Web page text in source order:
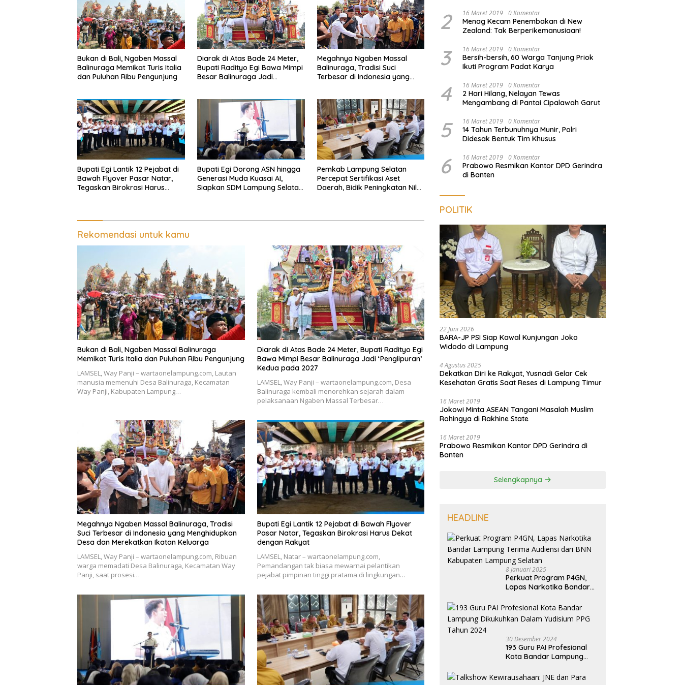
Bukan di Bali, Ngaben Massal
Balinuraga Memikat Turis Italia
dan Puluhan Ribu Pengunjung
Diarak di Atas Bade 24 Meter,
Bupati Radityo Egi Bawa Mimpi
Besar Balinuraga Jadi
Megahnya Ngaben Massal
Balinuraga, Tradisi Suci
Terbesar di Indonesia yang
Bupati Egi Lantik 12 Pejabat di
Bawah Flyover Pasar Natar,
Tegaskan Birokrasi Harus
Bupati Egi Dorong ASN hingga
Generasi Muda Kuasai AI,
Siapkan SDM Lampung Selatan
Pemkab Lampung Selatan
Percepat Sertifikasi Aset
Daerah, Bidik Peningkatan Nilai
Rekomendasi untuk kamu
Bukan di Bali, Ngaben Massal Balinuraga
Memikat Turis Italia dan Puluhan Ribu Pengunjung
LAMSEL, Way Panji – wartaonelampung.com, Lautan
manusia memenuhi Desa Balinuraga, Kecamatan
Way Panji, Kabupaten Lampung…
Diarak di Atas Bade 24 Meter, Bupati Radityo Egi
Bawa Mimpi Besar Balinuraga Jadi ‘Penglipuran’
Kedua pada 2027
LAMSEL, Way Panji – wartaonelampung.com, Desa
Balinuraga kembali menorehkan sejarah dalam
pelaksanaan Ngaben Massal Terbesar…
Megahnya Ngaben Massal Balinuraga, Tradisi
Suci Terbesar di Indonesia yang Menghidupkan
Desa dan Merekatkan Ikatan Keluarga
LAMSEL, Way Panji – wartaonelampung.com, Ribuan
warga memadati Desa Balinuraga, Kecamatan Way
Panji, saat prosesi…
Bupati Egi Lantik 12 Pejabat di Bawah Flyover
Pasar Natar, Tegaskan Birokrasi Harus Dekat
dengan Rakyat
LAMSEL, Natar – wartaonelampung.com,
Pemandangan tak biasa mewarnai pelantikan
pejabat pimpinan tinggi pratama di lingkungan…
2 16 Maret 2019 0 Komentar
Menag Kecam Penembakan di New
Zealand: Tak Berperikemanusiaan!
3 16 Maret 2019 0 Komentar
Bersih-bersih, 60 Warga Tanjung Priok
Ikuti Program Padat Karya
4 16 Maret 2019 0 Komentar
2 Hari Hilang, Nelayan Tewas
Mengambang di Pantai Cipalawah Garut
5 16 Maret 2019 0 Komentar
14 Tahun Terbunuhnya Munir, Polri
Didesak Bentuk Tim Khusus
6 16 Maret 2019 0 Komentar
Prabowo Resmikan Kantor DPD Gerindra
di Banten
POLITIK
22 Juni 2026
BARA-JP PSI Siap Kawal Kunjungan Joko
Widodo di Lampung
4 Agustus 2025
Dekatkan Diri ke Rakyat, Yusnadi Gelar Cek
Kesehatan Gratis Saat Reses di Lampung Timur
16 Maret 2019
Jokowi Minta ASEAN Tangani Masalah Muslim
Rohingya di Rakhine State
16 Maret 2019
Prabowo Resmikan Kantor DPD Gerindra di
Banten
Selengkapnya
HEADLINE
8 Januari 2025
Perkuat Program P4GN,
Lapas Narkotika Bandar
dari BNN Kabupaten
Lampung Selatan
30 Desember 2024
193 Guru PAI Profesional
Kota Bandar Lampung
Yudisium PPG Tahun 2024